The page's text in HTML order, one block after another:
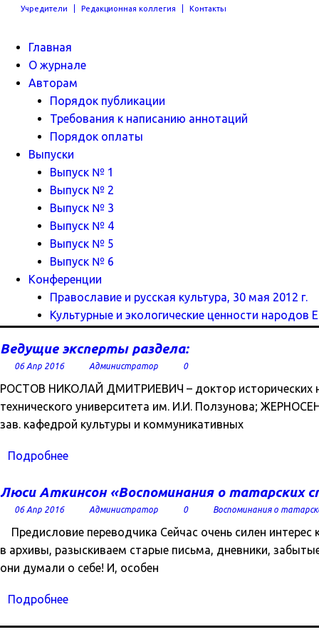
Учредители Редакционная коллегия Контакты
Главная
О журнале
Авторам
Порядок публикации
Требования к написанию аннотаций
Порядок оплаты
Выпуски
Выпуск № 1
Выпуск № 2
Выпуск № 3
Выпуск № 4
Выпуск № 5
Выпуск № 6
Конференции
Православие и русская культура, 30 мая 2012 г.
Культурные и экологические ценности народов
Ведущие эксперты раздела:
06 Апр 2016 Администратор 0
РОСТОВ НИКОЛАЙ ДМИТРИЕВИЧ – доктор исторических
технического университета им. И.И. Ползунова;
зав. кафедрой культуры и коммуникативных
Подробнее
Люси Аткинсон «Воспоминания о татарских
06 Апр 2016 Администратор 0 Воспоминания о
Предисловие переводчика Сейчас очень силен
в архивы, разыскиваем старые письма, дневники,
они думали о себе! И, особен
Подробнее